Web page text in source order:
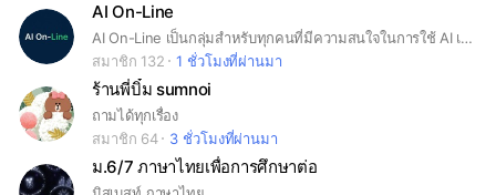
AI On-Line
AI On-Line เป็นกลุ่มสำหรับทุกคนที่มีความสนใจในการใช้ AI เพื่อช่วยในการใช้ชีวิตประจำวัน ทั้งการเรียน การทำงาน หรือเพื่อความสนุกก็สามารถใช้ได้ เราขอยินดีต้อนรับสมาชิกทุกคนที่เข้ามาร่วมกันเป็นส่วนหนึ่งในการสร้าง Community แห่งนี้ และเราหวังเป็นอย่างยิ่งว่าเราสามารถเป็นส่วนหนึ่งในการช่วยให้ความรู้ในเรื่องของการใช้งาน AI กับสมาชิกทุกท่านครับ #AI #Gemini #ChatGPT #Prompt #Claude #GalaxyAI #News #Technology #Samsung #Community #thespacemakerchallenge2026 #LINEOpenChatชวนเด็กสร้างด้อม
สมาชิก 132
1 ชั่วโมงที่ผ่านมา
ร้านพี่บิ๋ม sumnoi
ถามได้ทุกเรื่อง
สมาชิก 64
3 ชั่วโมงที่ผ่านมา
ม.6/7 ภาษาไทยเพื่อการศึกษาต่อ